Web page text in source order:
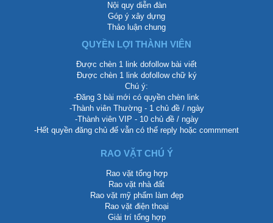
Nội quy diễn đàn
Góp ý xây dựng
Thảo luận chung
QUYỀN LỢI THÀNH VIÊN
Được chèn 1 link dofollow bài viết
Được chèn 1 link dofollow chữ ký
Chú ý:
-Đăng 3 bài mới có quyền chèn link
-Thành viên Thường - 1 chủ đề / ngày
-Thành viên VIP - 10 chủ đề / ngày
-Hết quyền đăng chủ để vẫn có thể reply hoặc commment
RAO VẶT CHÚ Ý
Rao vặt tổng hợp
Rao vặt nhà đất
Rao vặt mỹ phẩm làm đẹp
Rao vặt điện thoại
Giải trí tổng hợp